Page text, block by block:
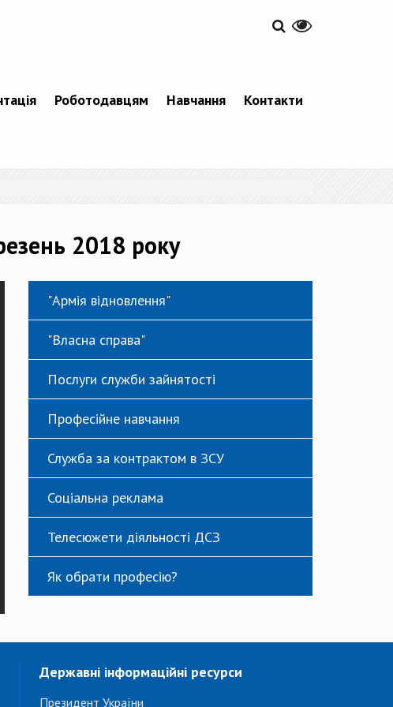
Роботодавцям Навчання Контакти
2018 року
"Армія відновлення"
"Власна справа"
Послуги служби зайнятості
Професійне навчання
Служба за контрактом в ЗСУ
Соціальна реклама
Телесюжети діяльності ДСЗ
Як обрати професію?
Державні інформаційні ресурси
Президент України